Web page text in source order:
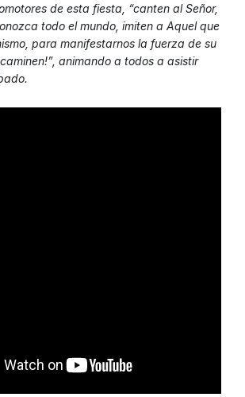
de esta fiesta, “canten al Señor,
todo el mundo, imiten a Aquel que
para manifestarnos la fuerza de su
animando a todos a asistir